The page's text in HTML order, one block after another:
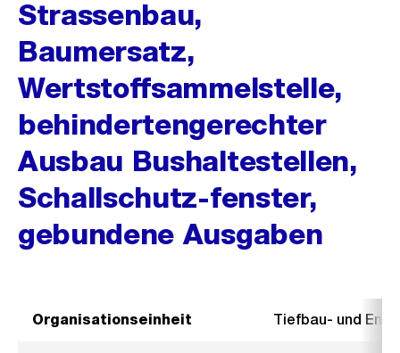
Strassenbau,
Baumersatz,
Wertstoffsammelstelle,
behindertengerechter
Ausbau Bushaltestellen,
Schallschutz-fenster,
gebundene Ausgaben
Organisationseinheit Tiefbau- und